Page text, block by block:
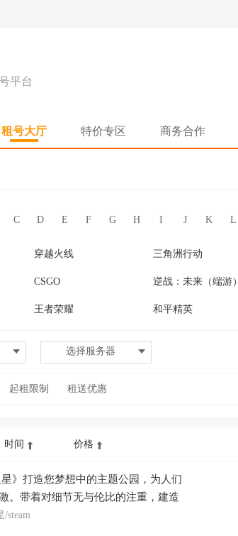
平台
租号大厅 特价专区 商务合作
C D E F G H I J K L
穿越火线 三角洲行动
CSGO 逆战：未来（端游）
王者荣耀 和平精英
选择服务器
起租限制 租送优惠
时间 价格
星》打造您梦想中的主题公园，为人们
。带着对细节无与伦比的注重，建造
过山车公园，并在真正鲜活的世界里
/steam